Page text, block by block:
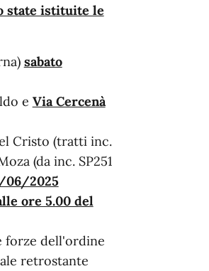
state istituite le
sabato
e Via Cercenà
Cristo (tratti inc.
(da inc. SP251
06/2025
ore 5.00 del
forze dell'ordine
retrostante